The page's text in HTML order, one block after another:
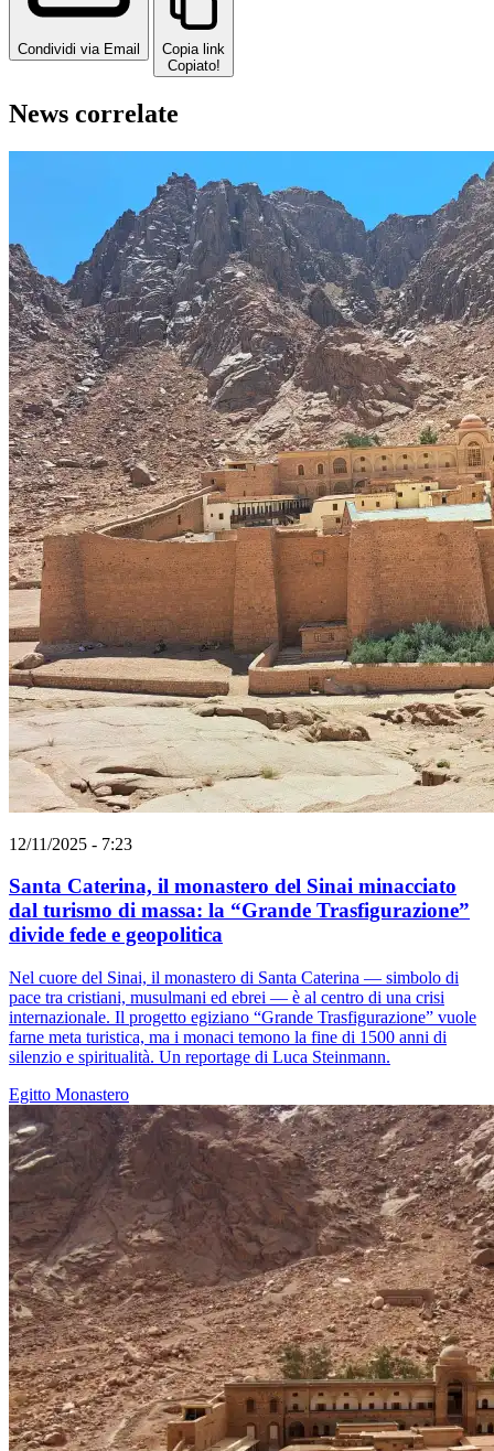
Condividi via Email
Copia link
Copiato!
News correlate
12/11/2025 - 7:23
Santa Caterina, il monastero del Sinai minacciato
dal turismo di massa: la “Grande Trasfigurazione”
divide fede e geopolitica
Nel cuore del Sinai, il monastero di Santa Caterina — simbolo di
pace tra cristiani, musulmani ed ebrei — è al centro di una crisi
internazionale. Il progetto egiziano “Grande Trasfigurazione” vuole
farne meta turistica, ma i monaci temono la fine di 1500 anni di
silenzio e spiritualità. Un reportage di Luca Steinmann.
Egitto Monastero